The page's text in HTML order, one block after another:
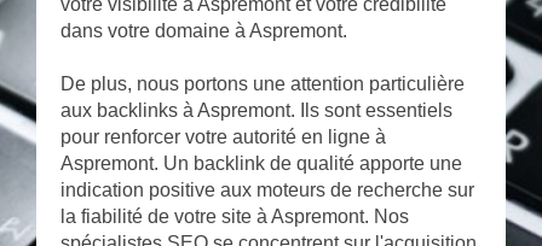
votre visibilité à Aspremont et votre crédibilité
dans votre domaine à Aspremont.
De plus, nous portons une attention particulière
aux backlinks à Aspremont. Ils sont essentiels
pour renforcer votre autorité en ligne à
Aspremont. Un backlink de qualité apporte une
indication positive aux moteurs de recherche sur
la fiabilité de votre site à Aspremont. Nos